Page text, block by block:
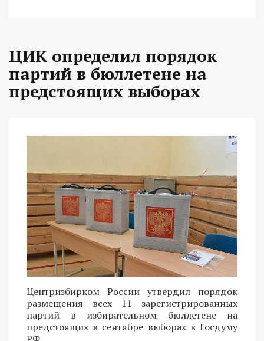
ЦИК определил порядок
партий в бюллетене на
предстоящих выборах
Центризбирком России утвердил порядок
размещения всех 11 зарегистрированных
партий в избирательном бюллетене на
предстоящих в сентябре выборах в Госдуму